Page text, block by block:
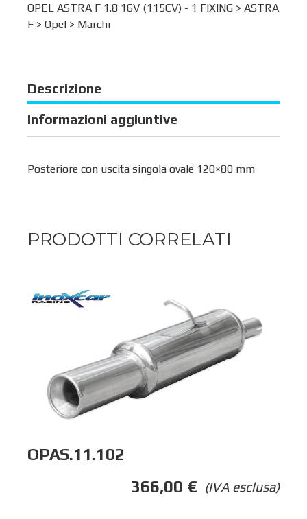
OPEL ASTRA F 1.8 16V (115CV) - 1 FIXING > ASTRA
F > Opel > Marchi
Descrizione
Informazioni aggiuntive
Posteriore con uscita singola ovale 120×80 mm
PRODOTTI CORRELATI
OPAS.11.102
(IVA esclusa)
366,00 €